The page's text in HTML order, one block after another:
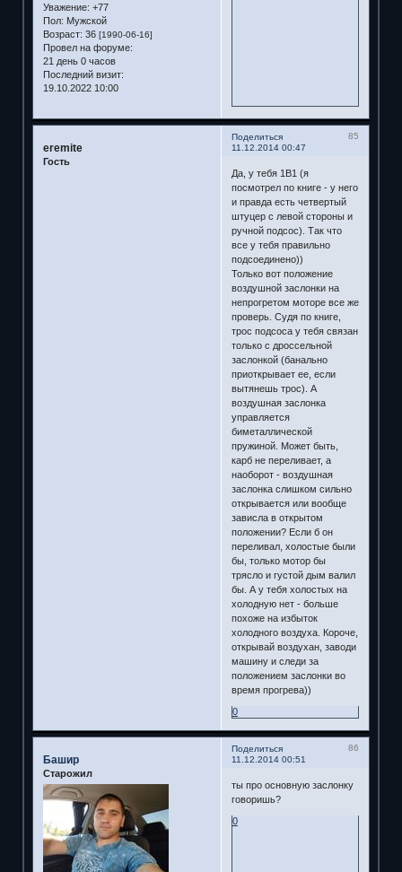
Уважение: +77
Пол: Мужской
Возраст: 36 [1990-06-16]
Провел на форуме:
21 день 0 часов
Последний визит:
19.10.2022 10:00
Поделиться
85
11.12.2014 00:47
eremite
Гость
Да, у тебя 1В1 (я
посмотрел по книге - у него
и правда есть четвертый
штуцер с левой стороны и
ручной подсос). Так что
все у тебя правильно
подсоединено))
Только вот положение
воздушной заслонки на
непрогретом моторе все же
проверь. Судя по книге,
трос подсоса у тебя связан
только с дроссельной
заслонкой (банально
приоткрывает ее, если
вытянешь трос). А
воздушная заслонка
управляется
биметаллической
пружиной. Может быть,
карб не переливает, а
наоборот - воздушная
заслонка слишком сильно
открывается или вообще
зависла в открытом
положении? Если б он
переливал, холостые были
бы, только мотор бы
трясло и густой дым валил
бы. А у тебя холостых на
холодную нет - больше
похоже на избыток
холодного воздуха. Короче,
открывай воздухан, заводи
машину и следи за
положением заслонки во
время прогрева))
0
Поделиться
86
11.12.2014 00:51
Башир
Старожил
ты про основную заслонку
говоришь?
0